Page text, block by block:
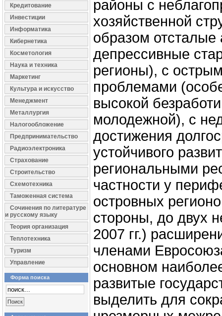
Кредитование
Инвестиции
Информатика
Кибернетика
Косметология
Наука и техника
Маркетинг
Культура и искусство
Менеджмент
Металлургия
Налогообложение
Предпринимательство
Радиоэлектроника
Страхование
Строительство
Схемотехника
Таможенная система
Сочинения по литературе
и русскому языку
Теория организация
Теплотехника
Туризм
Управление
Форма поиска
районы с
хозяйственной
образом отсталые
депрессивные
регионы), с
проблемами
высокой
молодежной), с
достижения
устойчивого
региональными
частности у
островных
стороны, до двух
2007 гг.)
членами
основном
развитые
выделить для